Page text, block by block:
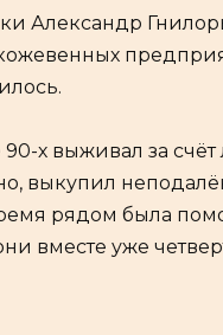
Александр
х выживал за счёт
выкупил
рядом была
вместе уже